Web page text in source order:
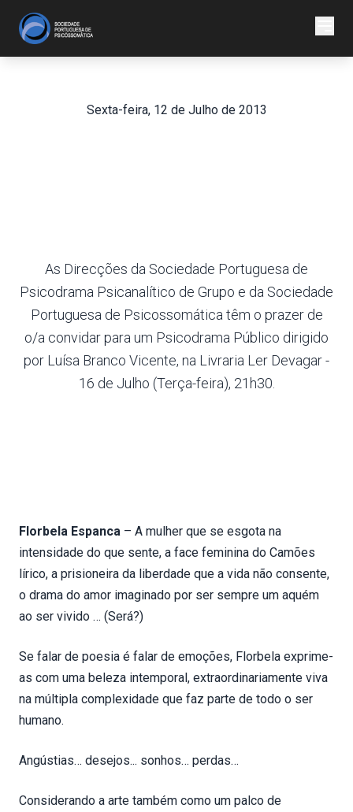
Sexta-feira, 12 de Julho de 2013
As Direcções da Sociedade Portuguesa de
Psicodrama Psicanalítico de Grupo e da Sociedade
Portuguesa de Psicossomática têm o prazer de
o/a convidar para um Psicodrama Público dirigido
por Luísa Branco Vicente, na Livraria Ler Devagar -
16 de Julho (Terça-feira), 21h30.
Florbela Espanca – A mulher que se esgota na
intensidade do que sente, a face feminina do Camões
lírico, a prisioneira da liberdade que a vida não consente,
o drama do amor imaginado por ser sempre um aquém
ao ser vivido … (Será?)
Se falar de poesia é falar de emoções, Florbela exprime-
as com uma beleza intemporal, extraordinariamente viva
na múltipla complexidade que faz parte de todo o ser
humano.
Angústias… desejos... sonhos… perdas…
Considerando a arte também como um palco de